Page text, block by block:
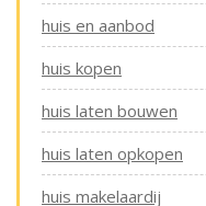
huis en aanbod
huis kopen
huis laten bouwen
huis laten opkopen
huis makelaardij